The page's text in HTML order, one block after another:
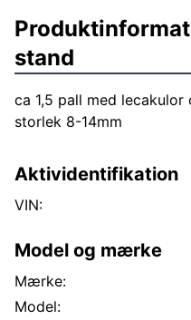
stand
ca 1,5 pall med lecakulor
storlek 8-14mm
Aktividentifikation
VIN:
Model og mærke
Mærke:
Model: